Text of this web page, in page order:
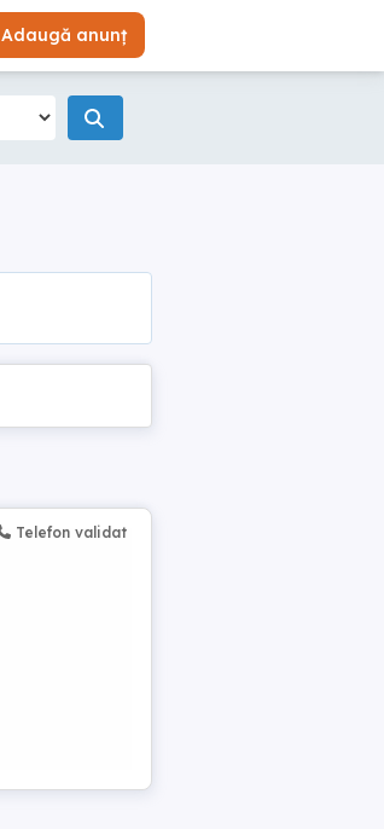
Adaugă anunț
Telefon validat